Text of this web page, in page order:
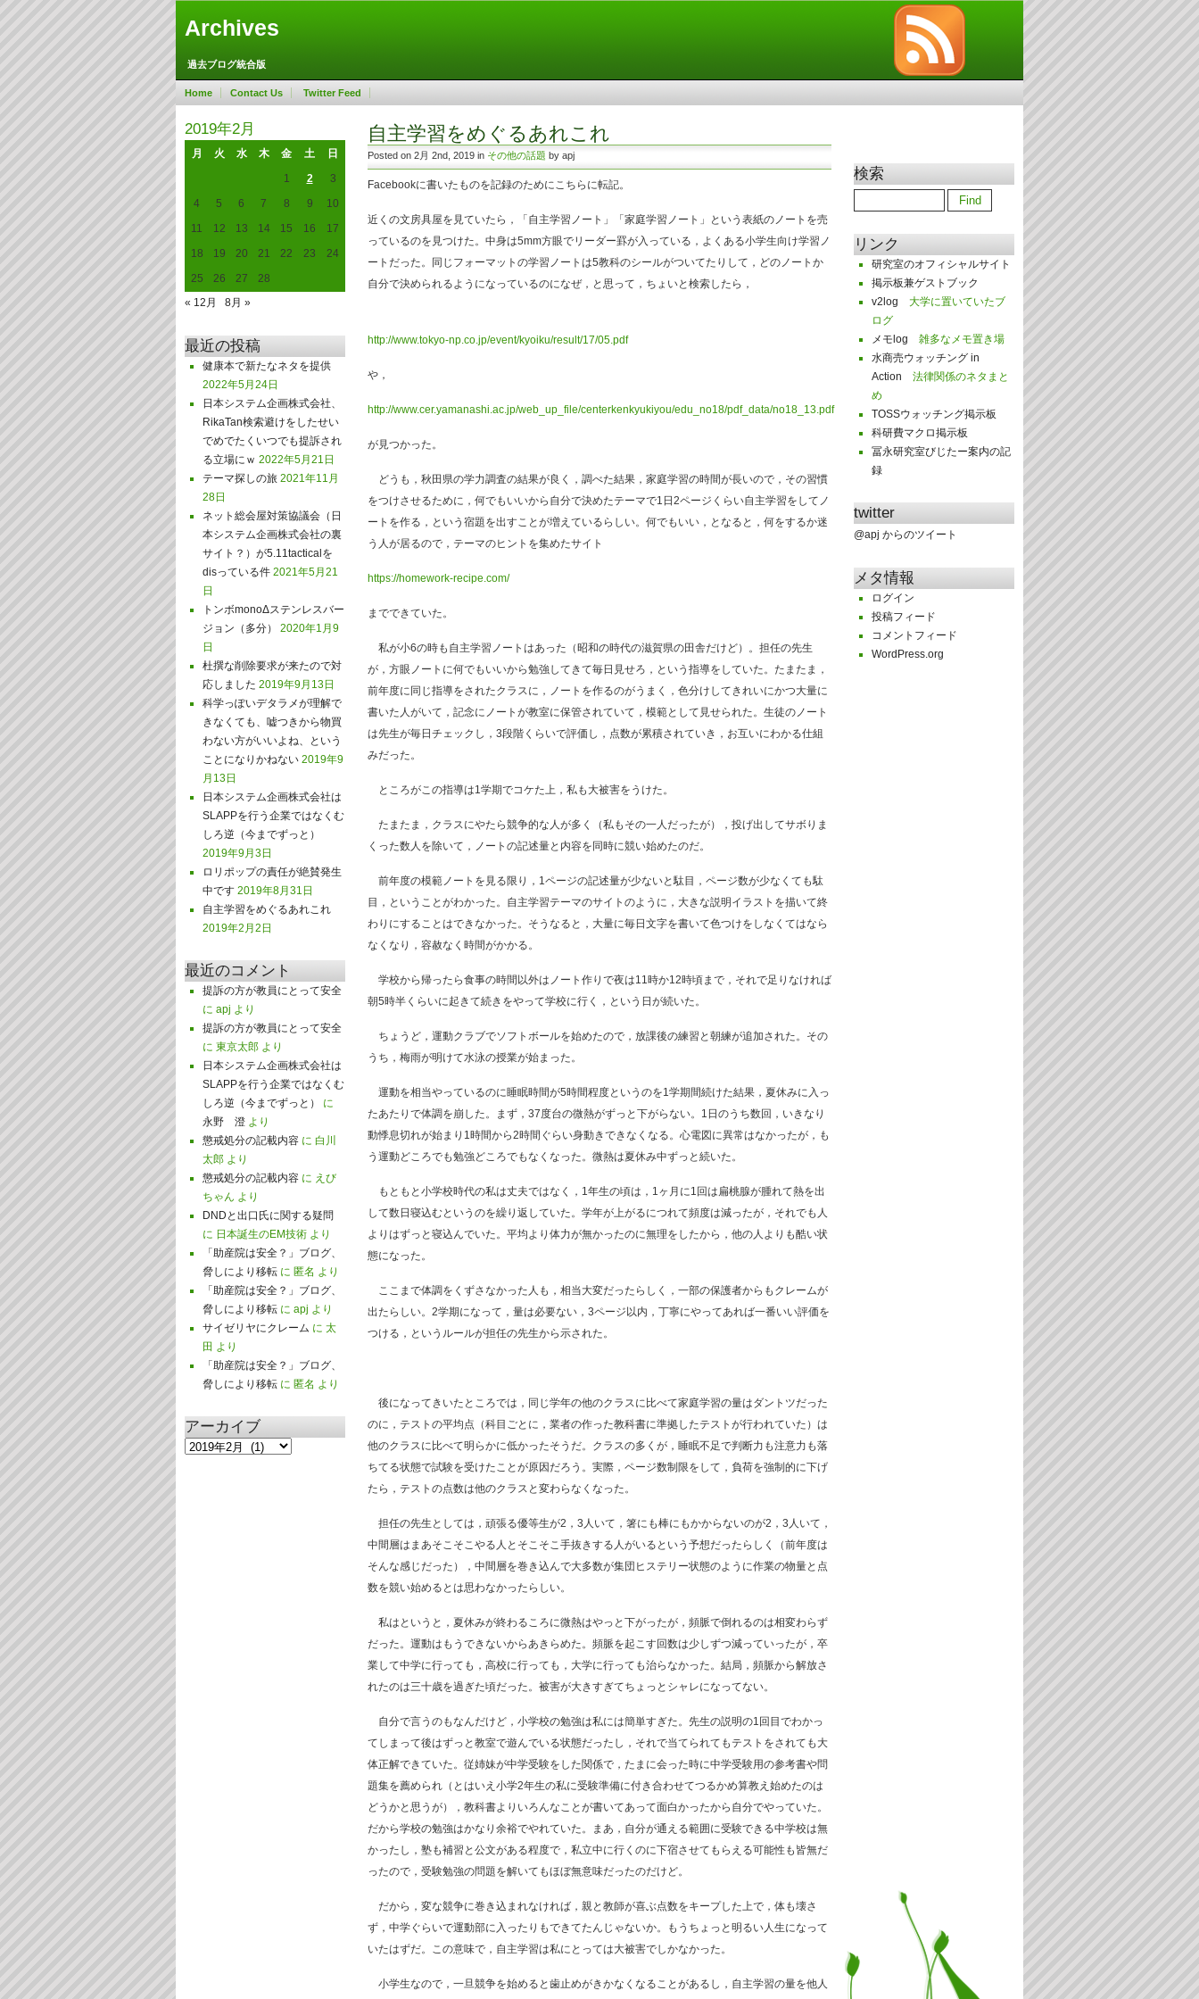
Archives
過去ブログ統合版
Home Contact Us Twitter Feed
2019年2月
月 火 水 木 金 土
日
1
2
3
4
5 6 7 8 9
10
11
12 13 14 15 16
17
18
19 20 21 22 23
24
25
26 27
28
« 12月
8月 »
最近の投稿
健康本で新たなネタを提供
2022年5月24日
日本システム企画株式会社、
RikaTan検索避けをしたせい
でめでたくいつでも提訴され
る立場にｗ 2022年5月21日
テーマ探しの旅 2021年11月
28日
ネット総会屋対策協議会（日
本システム企画株式会社の裏
サイト？）が5.11tacticalを
disっている件 2021年5月21
日
トンボmonoΔステンレスバー
ジョン（多分）
2020年1月9
日
杜撰な削除要求が来たので対
応しました 2019年9月13日
科学っぽいデタラメが理解で
きなくても、嘘つきから物買
わない方がいいよね、という
ことになりかねない 2019年9
月13日
日本システム企画株式会社は
SLAPPを行う企業ではなくむ
しろ逆（今までずっと）
2019年9月3日
ロリポップの責任が絶賛発生
中です 2019年8月31日
自主学習をめぐるあれこれ
2019年2月2日
最近のコメント
提訴の方が教員にとって安全
に apj より
提訴の方が教員にとって安全
に 東京太郎 より
日本システム企画株式会社は
SLAPPを行う企業ではなくむ
しろ逆（今までずっと）
に
永野 澄 より
懲戒処分の記載内容 に 白川
太郎 より
懲戒処分の記載内容 に えび
ちゃん より
DNDと出口氏に関する疑問
に 日本誕生のEM技術 より
「助産院は安全？」ブログ、
脅しにより移転 に 匿名 より
「助産院は安全？」ブログ、
脅しにより移転 に apj より
サイゼリヤにクレーム に 太
田 より
「助産院は安全？」ブログ、
脅しにより移転 に 匿名 より
アーカイブ
ア
検索
リンク
研究室のオフィシャルサイト
掲示板兼ゲストブック
v2log 大学に置いていたブ
ログ
メモlog 雑多なメモ置き場
水商売ウォッチング in
Action 法律関係のネタまと
め
TOSSウォッチング掲示板
科研費マクロ掲示板
冨永研究室びじたー案内の記
録
twitter
@apj からのツイート
メタ情報
ログイン
投稿フィード
コメントフィード
WordPress.org
自主学習をめぐるあれこれ
Posted on 2月 2nd, 2019 in その他の話題 by apj
Facebookに書いたものを記録のためにこちらに転記。
近くの文房具屋を見ていたら，「自主学習ノート」「家庭学習ノート」という表紙のノートを売
っているのを見つけた。中身は5mm方眼でリーダー罫が入っている，よくある小学生向け学習ノ
ートだった。同じフォーマットの学習ノートは5教科のシールがついてたりして，どのノートか
自分で決められるようになっているのになぜ，と思って，ちょいと検索したら，
http://www.tokyo-np.co.jp/event/kyoiku/result/17/05.pdf
や，
http://www.cer.yamanashi.ac.jp/web_up_file/centerkenkyukiyou/edu_no18/pdf_data/no18_13.pdf
が見つかった。
どうも，秋田県の学力調査の結果が良く，調べた結果，家庭学習の時間が長いので，その習慣
をつけさせるために，何でもいいから自分で決めたテーマで1日2ページくらい自主学習をしてノ
ートを作る，という宿題を出すことが増えているらしい。何でもいい，となると，何をするか迷
う人が居るので，テーマのヒントを集めたサイト
https://homework-recipe.com/
までできていた。
私が小6の時も自主学習ノートはあった（昭和の時代の滋賀県の田舎だけど）。担任の先生
が，方眼ノートに何でもいいから勉強してきて毎日見せろ，という指導をしていた。たまたま，
前年度に同じ指導をされたクラスに，ノートを作るのがうまく，色分けしてきれいにかつ大量に
書いた人がいて，記念にノートが教室に保管されていて，模範として見せられた。生徒のノート
は先生が毎日チェックし，3段階くらいで評価し，点数が累積されていき，お互いにわかる仕組
みだった。
ところがこの指導は1学期でコケた上，私も大被害をうけた。
たまたま，クラスにやたら競争的な人が多く（私もその一人だったが），投げ出してサボりま
くった数人を除いて，ノートの記述量と内容を同時に競い始めたのだ。
前年度の模範ノートを見る限り，1ページの記述量が少ないと駄目，ページ数が少なくても駄
目，ということがわかった。自主学習テーマのサイトのように，大きな説明イラストを描いて終
わりにすることはできなかった。そうなると，大量に毎日文字を書いて色つけをしなくてはなら
なくなり，容赦なく時間がかかる。
学校から帰ったら食事の時間以外はノート作りで夜は11時か12時頃まで，それで足りなければ
朝5時半くらいに起きて続きをやって学校に行く，という日が続いた。
ちょうど，運動クラブでソフトボールを始めたので，放課後の練習と朝練が追加された。その
うち，梅雨が明けて水泳の授業が始まった。
運動を相当やっているのに睡眠時間が5時間程度というのを1学期間続けた結果，夏休みに入っ
たあたりで体調を崩した。まず，37度台の微熱がずっと下がらない。1日のうち数回，いきなり
動悸息切れが始まり1時間から2時間ぐらい身動きできなくなる。心電図に異常はなかったが，も
う運動どころでも勉強どころでもなくなった。微熱は夏休み中ずっと続いた。
もともと小学校時代の私は丈夫ではなく，1年生の頃は，1ヶ月に1回は扁桃腺が腫れて熱を出
して数日寝込むというのを繰り返していた。学年が上がるにつれて頻度は減ったが，それでも人
よりはずっと寝込んでいた。平均より体力が無かったのに無理をしたから，他の人よりも酷い状
態になった。
ここまで体調をくずさなかった人も，相当大変だったらしく，一部の保護者からもクレームが
出たらしい。2学期になって，量は必要ない，3ページ以内，丁寧にやってあれば一番いい評価を
つける，というルールが担任の先生から示された。
後になってきいたところでは，同じ学年の他のクラスに比べて家庭学習の量はダントツだった
のに，テストの平均点（科目ごとに，業者の作った教科書に準拠したテストが行われていた）は
他のクラスに比べて明らかに低かったそうだ。クラスの多くが，睡眠不足で判断力も注意力も落
ちてる状態で試験を受けたことが原因だろう。実際，ページ数制限をして，負荷を強制的に下げ
たら，テストの点数は他のクラスと変わらなくなった。
担任の先生としては，頑張る優等生が2，3人いて，箸にも棒にもかからないのが2，3人いて，
中間層はまあそこそこやる人とそこそこ手抜きする人がいるという予想だったらしく（前年度は
そんな感じだった），中間層を巻き込んで大多数が集団ヒステリー状態のように作業の物量と点
数を競い始めるとは思わなかったらしい。
私はというと，夏休みが終わるころに微熱はやっと下がったが，頻脈で倒れるのは相変わらず
だった。運動はもうできないからあきらめた。頻脈を起こす回数は少しずつ減っていったが，卒
業して中学に行っても，高校に行っても，大学に行っても治らなかった。結局，頻脈から解放さ
れたのは三十歳を過ぎた頃だった。被害が大きすぎてちょっとシャレになってない。
自分で言うのもなんだけど，小学校の勉強は私には簡単すぎた。先生の説明の1回目でわかっ
てしまって後はずっと教室で遊んでいる状態だったし，それで当てられてもテストをされても大
体正解できていた。従姉妹が中学受験をした関係で，たまに会った時に中学受験用の参考書や問
題集を薦められ（とはいえ小学2年生の私に受験準備に付き合わせてつるかめ算教え始めたのは
どうかと思うが），教科書よりいろんなことが書いてあって面白かったから自分でやっていた。
だから学校の勉強はかなり余裕でやれていた。まあ，自分が通える範囲に受験できる中学校は無
かったし，塾も補習と公文がある程度で，私立中に行くのに下宿させてもらえる可能性も皆無だ
ったので，受験勉強の問題を解いてもほぼ無意味だったのだけど。
だから，変な競争に巻き込まれなければ，親と教師が喜ぶ点数をキープした上で，体も壊さ
ず，中学ぐらいで運動部に入ったりもできてたんじゃないか。もうちょっと明るい人生になって
いたはずだ。この意味で，自主学習は私にとっては大被害でしかなかった。
小学生なので，一旦競争を始めると歯止めがきかなくなることがあるし，自主学習の量を他人